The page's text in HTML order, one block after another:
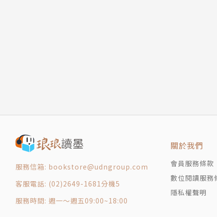
作靈感。素有語言天賦的托爾金，自小學習拉丁
彙表》。
一九二五年，托爾金任教於牛津大學彭布羅克學
幻文學志同道合的牛津寫作者們，每週固定在「
作品是文學社成員討論的核心主題，聚會時也由
服務信箱: bookstore@udngroup.com
客服電話: (02)2649-1681分機5
服務時間: 週一～週五09:00~18:00
關於我們
會員服務條款
數位閱讀服務
隱私權聲明